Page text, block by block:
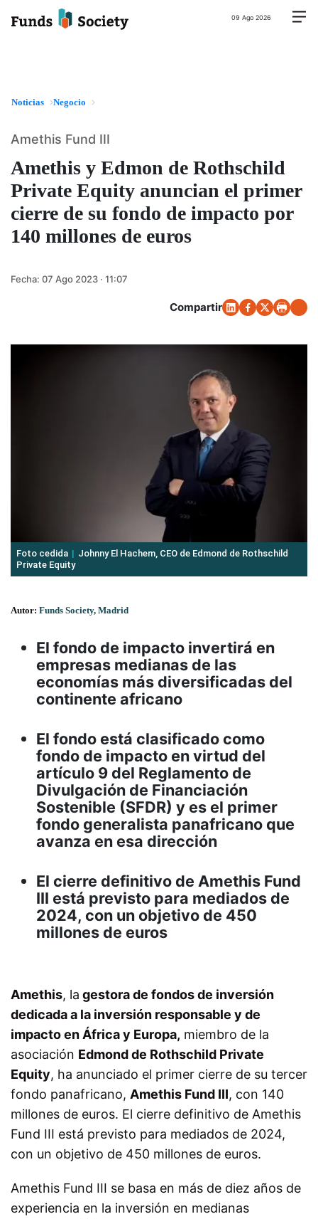
09 Ago 2026
Noticias Negocio
Amethis y Edmon de Rothschild
Private Equity anuncian el primer
cierre de su fondo de impacto por
140 millones de euros
Amethis Fund III
Fecha: 07 Ago 2023 · 11:07
Compartir
Foto cedida
Johnny El Hachem, CEO de Edmond de Rothschild
Private Equity
Autor: Funds Society, Madrid
El fondo de impacto invertirá en
empresas medianas de las
economías más diversificadas del
continente africano
El fondo está clasificado como
fondo de impacto en virtud del
artículo 9 del Reglamento de
Divulgación de Financiación
Sostenible (SFDR) y es el primer
fondo generalista panafricano que
avanza en esa dirección
El cierre definitivo de Amethis Fund
III está previsto para mediados de
2024, con un objetivo de 450
millones de euros
Amethis, la gestora de fondos de inversión
dedicada a la inversión responsable y de
impacto en África y Europa, miembro de la
asociación Edmond de Rothschild Private
Equity, ha anunciado el primer cierre de su tercer
fondo panafricano, Amethis Fund III, con 140
millones de euros. El cierre definitivo de Amethis
Fund III está previsto para mediados de 2024,
con un objetivo de 450 millones de euros.
Amethis Fund III se basa en más de diez años de
experiencia en la inversión en medianas